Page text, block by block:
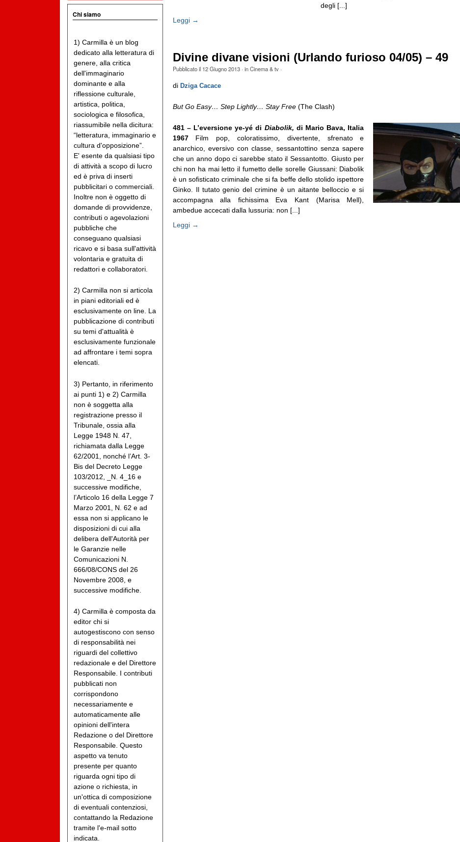
degli [...]
Leggi →
Divine divane visioni (Urlando furioso 04/05) – 49
Pubblicato il 12 Giugno 2013· inCinema & tv·
di Dziga Cacace
But Go Easy… Step Lightly… Stay Free (The Clash)
481 – L’eversione ye-yé di Diabolik, di Mario Bava, Italia
1967Film pop, coloratissimo, divertente, sfrenato e
anarchico, eversivo con classe, sessantottino senza sapere
che un anno dopo ci sarebbe stato il Sessantotto. Giusto per
chi non ha mai letto il fumetto delle sorelle Giussani: Diabolik
è un sofisticato criminale che si fa beffe dello stolido ispettore
Ginko. Il tutato genio del crimine è un aitante belloccio e si
accompagna alla fichissima Eva Kant (Marisa Mell),
ambedue accecati dalla lussuria: non [...]
Leggi →
Chi siamo
1) Carmilla è un blog
dedicato alla letteratura di
genere, alla critica
dell'immaginario
dominante e alla
riflessione culturale,
artistica, politica,
sociologica e filosofica,
riassumibile nella dicitura:
“letteratura, immaginario e
cultura d'opposizione”.
E' esente da qualsiasi tipo
di attività a scopo di lucro
ed è priva di inserti
pubblicitari o commerciali.
Inoltre non è oggetto di
domande di provvidenze,
contributi o agevolazioni
pubbliche che
conseguano qualsiasi
ricavo e si basa sull'attività
volontaria e gratuita di
redattori e collaboratori.
2) Carmilla non si articola
in piani editoriali ed è
esclusivamente on line. La
pubblicazione di contributi
su temi d'attualità è
esclusivamente funzionale
ad affrontare i temi sopra
elencati.
3) Pertanto, in riferimento
ai punti 1) e 2) Carmilla
non è soggetta alla
registrazione presso il
Tribunale, ossia alla
Legge 1948 N. 47,
richiamata dalla Legge
62/2001, nonché l’Art. 3-
Bis del Decreto Legge
103/2012, _N. 4_16 e
successive modifiche,
l’Articolo 16 della Legge 7
Marzo 2001, N. 62 e ad
essa non si applicano le
disposizioni di cui alla
delibera dell'Autorità per
le Garanzie nelle
Comunicazioni N.
666/08/CONS del 26
Novembre 2008, e
successive modifiche.
4) Carmilla è composta da
editor chi si
autogestiscono con senso
di responsabilità nei
riguardi del collettivo
redazionale e del Direttore
Responsabile. I contributi
pubblicati non
corrispondono
necessariamente e
automaticamente alle
opinioni dell'intera
Redazione o del Direttore
Responsabile. Questo
aspetto va tenuto
presente per quanto
riguarda ogni tipo di
azione o richiesta, in
un'ottica di composizione
di eventuali contenziosi,
contattando la Redazione
tramite l'e-mail sotto
indicata.